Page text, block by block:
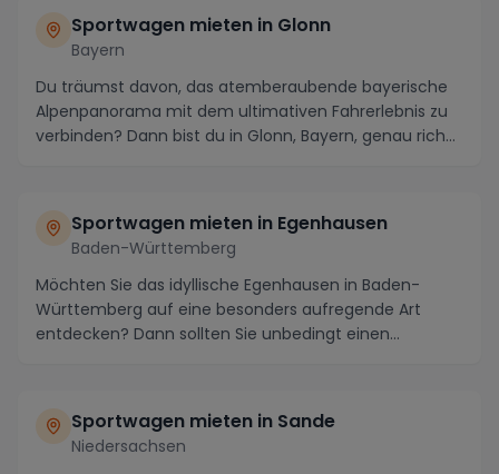
Sportwagen mieten in Glonn
Bayern
Du träumst davon, das atemberaubende bayerische
Alpenpanorama mit dem ultimativen Fahrerlebnis zu
verbinden? Dann bist du in Glonn, Bayern, genau rich...
Sportwagen mieten in Egenhausen
Baden-Württemberg
Möchten Sie das idyllische Egenhausen in Baden-
Württemberg auf eine besonders aufregende Art
entdecken? Dann sollten Sie unbedingt einen
Sportwagen mieten in Sande
Niedersachsen